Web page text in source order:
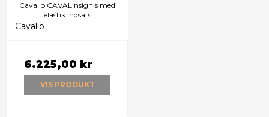
Cavallo CAVALInsignis med
elastik indsats
Cavallo
6.225,00 kr
VIS PRODUKT